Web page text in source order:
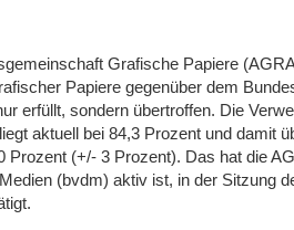
Grafische Papiere
Papiere gegenüber dem
erfüllt, sondern übertroffen. Die
aktuell bei 84,3 Prozent und damit
Prozent (+/- 3 Prozent). Das hat die
(bvdm) aktiv ist, in der Sitzung